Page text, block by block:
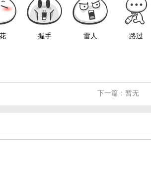
握手 雷人 路过
下一篇：暂无